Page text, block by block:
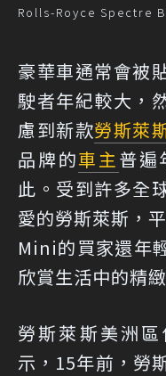
Rolls-Royce Spectre
豪華車通常會被
駛者年紀較大，
慮到新款勞斯萊
品牌的車主 普遍
此。受到許多全
愛的勞斯萊斯，
Mini的買家還年
欣賞生活中的精
勞斯萊斯美洲
示，15年前，勞